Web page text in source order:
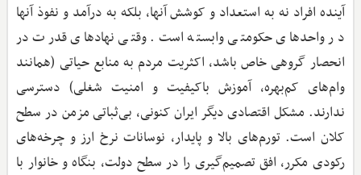
آینده افراد نه به استعداد و کوشش آنها، بلکه به درآمد و نفوذ آنها
در واحدهای حکومتی وابسته است. وقتی نهادهای قدرت در
انحصار گروهی خاص باشد، اکثریت مردم به منابع حیاتی (همانند
وام‌های کم‌بهره، آموزش باکیفیت و امنیت شغلی) دسترسی
ندارند. مشکل اقتصادی دیگر ایران کنونی، بی‌ثباتی مزمن در سطح
کلان است. تورم‌های بالا و پایدار، نوسانات نرخ ارز و چرخه‌های
رکودی مکرر، افق تصمیم‌گیری را در سطح دولت، بنگاه و خانوار با